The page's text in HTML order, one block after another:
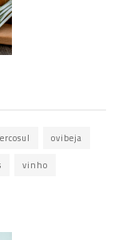
ovibeja
vinho